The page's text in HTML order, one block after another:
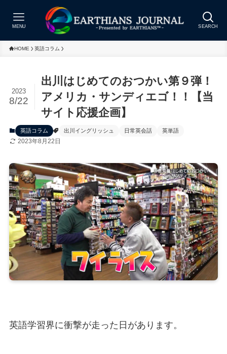
SEARCH
MENU
HOME 英語コラム
出川はじめてのおつかい第９弾！
アメリカ・サンディエゴ！！【当
サイト応援企画】
2023
8/22
英語コラム 出川イングリッシュ 日常英会話 英単語
2023年8月22日
英語学習界に衝撃が走った日があります。